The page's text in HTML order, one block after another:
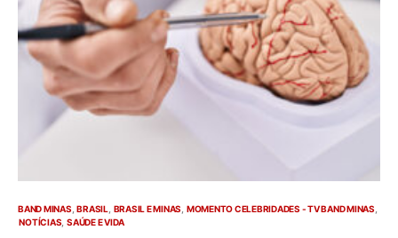
BAND MINAS BRASIL BRASIL E MINAS MOMENTO CELEBRIDADES - TV BAND MINAS
NOTÍCIAS SAÚDE E VIDA